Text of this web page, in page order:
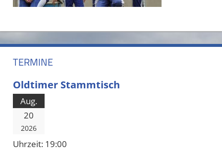
TERMINE
Oldtimer Stammtisch
Aug.
20
2026
Uhrzeit: 19:00